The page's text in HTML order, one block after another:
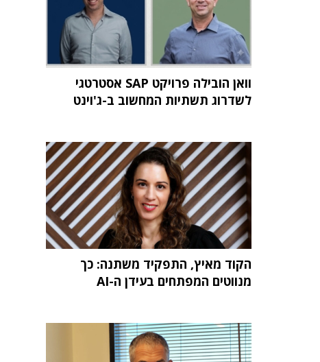
וואן הובילה פרויקט SAP אסטרטגי
לשדרוג תשתיות המחשוב ב-ג'וינט
הקוד מאיץ, התפקיד משתנה: כך
מנווטים המפתחים בעידן ה-AI